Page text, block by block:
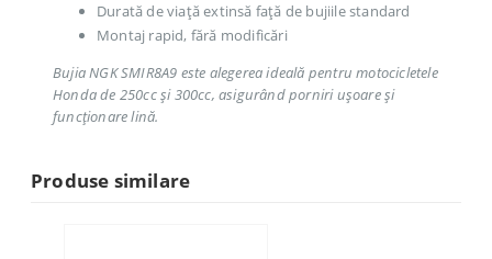
Durată de viață extinsă față de bujiile standard
Montaj rapid, fără modificări
Bujia NGK SMIR8A9 este alegerea ideală pentru motocicletele
Honda de 250cc și 300cc, asigurând porniri ușoare și
funcționare lină.
Produse similare